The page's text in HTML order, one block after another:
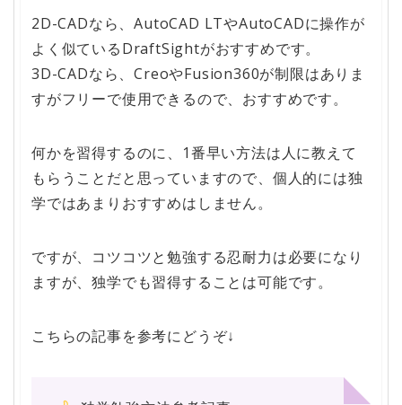
2D-CADなら、AutoCAD LTやAutoCADに操作が
よく似ているDraftSightがおすすめです。
3D-CADなら、CreoやFusion360が制限はありま
すがフリーで使用できるので、おすすめです。
何かを習得するのに、1番早い方法は人に教えて
もらうことだと思っていますので、個人的には独
学ではあまりおすすめはしません。
ですが、コツコツと勉強する忍耐力は必要になり
ますが、独学でも習得することは可能です。
こちらの記事を参考にどうぞ↓